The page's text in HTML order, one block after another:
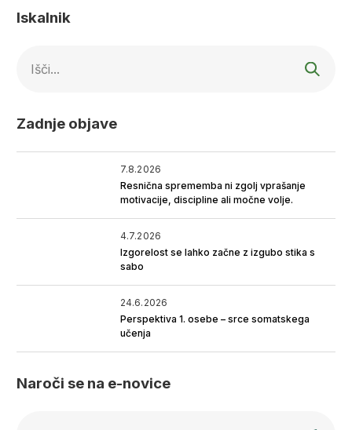
Iskalnik
Zadnje objave
7.8.2026
Resnična sprememba ni zgolj vprašanje
motivacije, discipline ali močne volje.
4.7.2026
Izgorelost se lahko začne z izgubo stika s
sabo
24.6.2026
Perspektiva 1. osebe – srce somatskega
učenja
Naroči se na e-novice